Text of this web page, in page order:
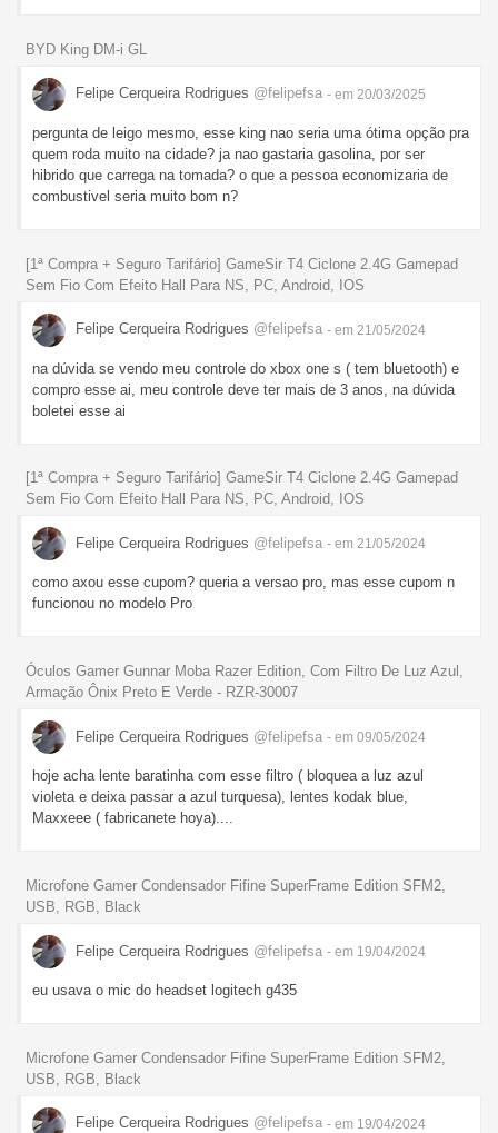
BYD King DM-i GL
Felipe Cerqueira Rodrigues @felipefsa - em 20/03/2025
pergunta de leigo mesmo, esse king nao seria uma ótima opção pra
quem roda muito na cidade? ja nao gastaria gasolina, por ser
hibrido que carrega na tomada? o que a pessoa economizaria de
combustivel seria muito bom n?
[1ª Compra + Seguro Tarifário] GameSir T4 Ciclone 2.4G Gamepad
Sem Fio Com Efeito Hall Para NS, PC, Android, IOS
Felipe Cerqueira Rodrigues @felipefsa - em 21/05/2024
na dúvida se vendo meu controle do xbox one s ( tem bluetooth) e
compro esse ai, meu controle deve ter mais de 3 anos, na dúvida
boletei esse ai
[1ª Compra + Seguro Tarifário] GameSir T4 Ciclone 2.4G Gamepad
Sem Fio Com Efeito Hall Para NS, PC, Android, IOS
Felipe Cerqueira Rodrigues @felipefsa - em 21/05/2024
como axou esse cupom? queria a versao pro, mas esse cupom n
funcionou no modelo Pro
Óculos Gamer Gunnar Moba Razer Edition, Com Filtro De Luz Azul,
Armação Ônix Preto E Verde - RZR-30007
Felipe Cerqueira Rodrigues @felipefsa - em 09/05/2024
hoje acha lente baratinha com esse filtro ( bloquea a luz azul
violeta e deixa passar a azul turquesa), lentes kodak blue,
Maxxeee ( fabricanete hoya)....
Microfone Gamer Condensador Fifine SuperFrame Edition SFM2,
USB, RGB, Black
Felipe Cerqueira Rodrigues @felipefsa - em 19/04/2024
eu usava o mic do headset logitech g435
Microfone Gamer Condensador Fifine SuperFrame Edition SFM2,
USB, RGB, Black
Felipe Cerqueira Rodrigues @felipefsa - em 19/04/2024